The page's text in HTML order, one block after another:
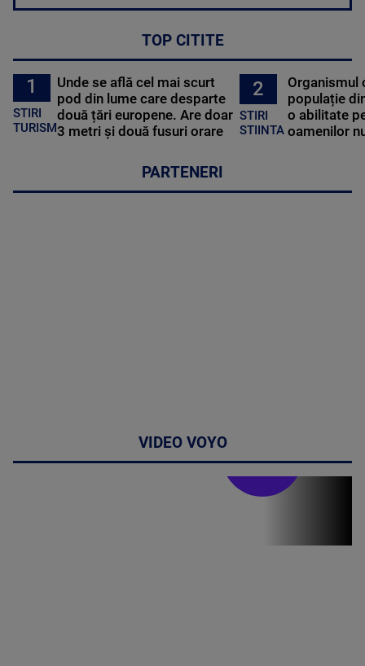
TOP CITITE
1
STIRI
TURISM
Unde se află cel mai scurt
pod din lume care desparte
două țări europene. Are doar
3 metri și două fusuri orare
2
STIRI
STIINTA
Organismul
populație
o abilitate
oamenilor
PARTENERI
VIDEO VOYO